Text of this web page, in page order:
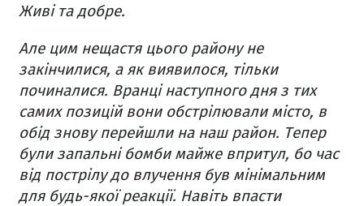
Живі та добре.
Але цим нещастя цього району не
закінчилися, а як виявилося, тільки
починалися. Вранці наступного дня з тих
самих позицій вони обстрілювали місто, в
обід знову перейшли на наш район. Тепер
були запальні бомби майже впритул, бо час
від пострілу до влучення був мінімальним
для будь-якої реакції. Навіть впасти